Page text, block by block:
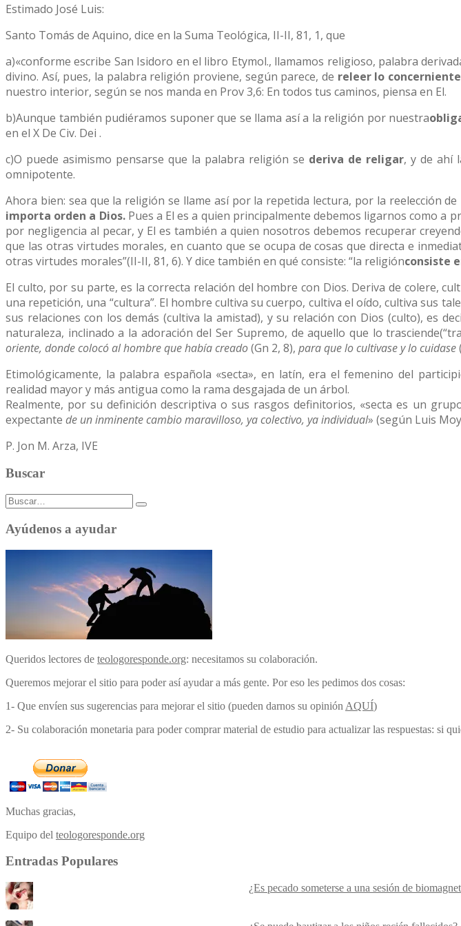
Estimado José Luis:
Santo Tomás de Aquino, dice en la Suma Teológica, II-II, 81, 1, que
a)«conforme escribe San Isidoro en el libro Etymol., llamamos religioso, palabra
divino. Así, pues, la palabra religión proviene, según parece, de releer lo
nuestro interior, según se nos manda en Prov 3,6: En todos tus caminos, piensa en El.
b)Aunque también pudiéramos suponer que se llama así a la religión por nuestra
en el X De Civ. Dei .
c)O puede asimismo pensarse que la palabra religión se deriva de religar, y de ahí
omnipotente.
Ahora bien: sea que la religión se llame así por la repetida lectura, por la reelección
importa orden a Dios.Pues a El es a quien principalmente debemos ligarnos como a
por negligencia al pecar, y El es también a quien nosotros debemos recuperar
que las otras virtudes morales, en cuanto que se ocupa de cosas que directa e
otras virtudes morales”(II-II, 81, 6). Y dice también en qué consiste: “la religiónconsiste
El culto, por su parte, es la correcta relación del hombre con Dios. Deriva de colere,
una repetición, una “cultura”. El hombre cultiva su cuerpo, cultiva el oído, cultiva sus
sus relaciones con los demás (cultiva la amistad), y su relación con Dios (culto), es
naturaleza, inclinado a la adoración del Ser Supremo, de aquello que lo
oriente, donde colocó al hombre que había creado(Gn 2, 8), para que lo cultivase y lo cuidase
Etimológicamente, la palabra española «secta», en latín, era el femenino del
realidad mayor y más antigua como la rama desgajada de un árbol.
Realmente, por su definición descriptiva o sus rasgos definitorios, «secta es un
expectante de un inminente cambio maravilloso, ya colectivo, ya individual» (según Luis
P. Jon M. Arza, IVE
Buscar
Buscar:
Ayúdenos a ayudar
Queridos lectores de teologoresponde.org: necesitamos su colaboración.
Queremos mejorar el sitio para poder así ayudar a más gente. Por eso les pedimos dos cosas:
1- Que envíen sus sugerencias para mejorar el sitio (pueden darnos su opinión AQUÍ)
2- Su colaboración monetaria para poder comprar material de estudio para actualizar las respuestas: si
Muchas gracias,
Equipo del teologoresponde.org
Entradas Populares
¿Es pecado someterse a una sesión de